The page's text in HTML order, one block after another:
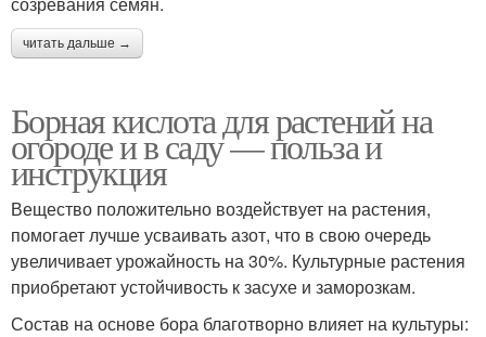
читать дальше →
Борная кислота для растений на
огороде и в саду — польза и
инструкция
Вещество положительно воздействует на растения,
помогает лучше усваивать азот, что в свою очередь
увеличивает урожайность на 30%. Культурные растения
приобретают устойчивость к засухе и заморозкам.
Состав на основе бора благотворно влияет на культуры: